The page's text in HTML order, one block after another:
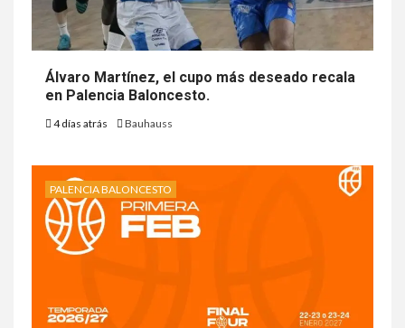
Álvaro Martínez, el cupo más deseado recala
en Palencia Baloncesto.
4 días atrás Bauhauss
PALENCIA BALONCESTO